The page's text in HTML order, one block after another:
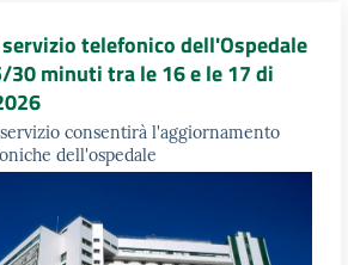
telefonico dell'Ospedale
30 minuti tra le 16 e le 17 di
consentirà l'aggiornamento
dell'ospedale